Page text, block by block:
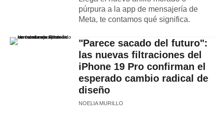
púrpura a la app de mensajería de
Meta, te contamos qué significa.
"Parece sacado del futuro":
las nuevas filtraciones del
iPhone 19 Pro confirman el
esperado cambio radical de
diseño
NOELIA MURILLO